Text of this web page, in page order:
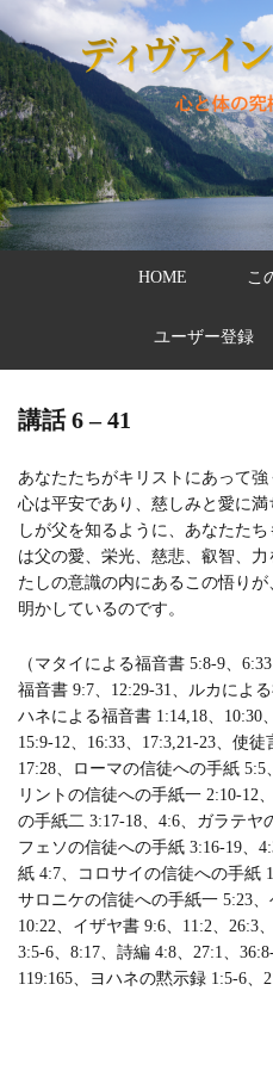
HOME こ
ユーザー登録
講話 6 – 41
あなたたちがキリストにあって
心は平安であり、慈しみと愛に
しが父を知るように、あなたた
は父の愛、栄光、慈悲、叡智、
たしの意識の内にあるこの悟り
明かしているのです。
（マタイによる福音書 5:8-9、
福音書 9:7、12:29-31、ルカによ
ハネによる福音書 1:14,18、10:30
15:9-12、16:33、17:3,21-23、使徒
17:28、ローマの信徒への手紙 5:5
リントの信徒への手紙一 2:10-12
の手紙二 3:17-18、4:6、ガラテヤ
フェソの信徒への手紙 3:16-19、
紙 4:7、コロサイの信徒への手紙
サロニケの信徒への手紙一 5:23、
10:22、イザヤ書 9:6、11:2、26:3
3:5-6、8:17、詩編 4:8、27:1、
119:165、ヨハネの黙示録 1:5-6、